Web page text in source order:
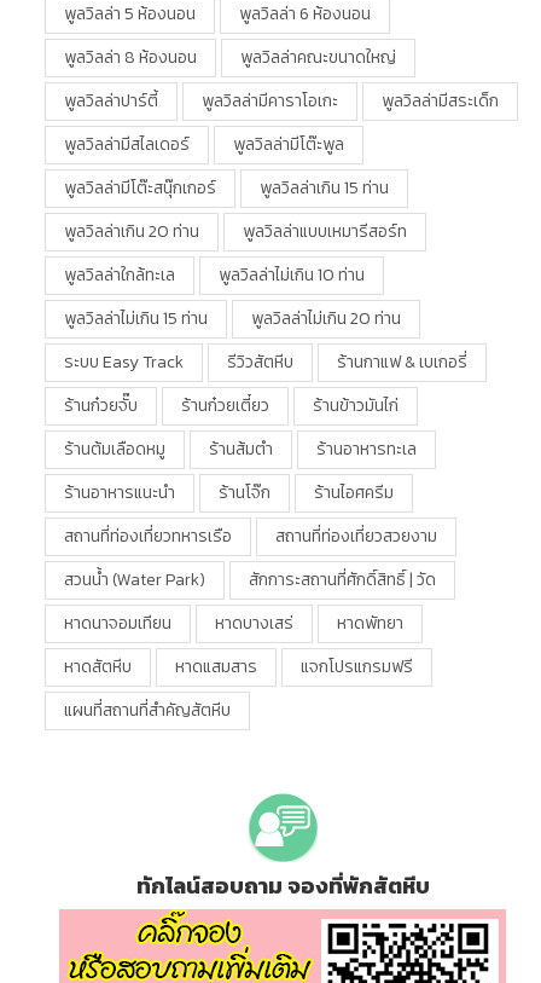
พูลวิลล่า 5 ห้องนอน
พูลวิลล่า 6 ห้องนอน
พูลวิลล่า 8 ห้องนอน
พูลวิลล่าคณะขนาดใหญ่
พูลวิลล่าปาร์ตี้
พูลวิลล่ามีคาราโอเกะ
พูลวิลล่ามีสระเด็ก
พูลวิลล่ามีสไลเดอร์
พูลวิลล่ามีโต๊ะพูล
พูลวิลล่ามีโต๊ะสนุ๊กเกอร์
พูลวิลล่าเกิน 15 ท่าน
พูลวิลล่าเกิน 20 ท่าน
พูลวิลล่าแบบเหมารีสอร์ท
พูลวิลล่าใกล้ทะเล
พูลวิลล่าไม่เกิน 10 ท่าน
พูลวิลล่าไม่เกิน 15 ท่าน
พูลวิลล่าไม่เกิน 20 ท่าน
ระบบ Easy Track
รีวิวสัตหีบ
ร้านกาแฟ & เบเกอรี่
ร้านก๋วยจั๊บ
ร้านก๋วยเตี๋ยว
ร้านข้าวมันไก่
ร้านต้มเลือดหมู
ร้านส้มตำ
ร้านอาหารทะเล
ร้านอาหารแนะนำ
ร้านโจ๊ก
ร้านไอศครีม
สถานที่ท่องเที่ยวทหารเรือ
สถานที่ท่องเที่ยวสวยงาม
สวนน้ำ (water Park)
สักการะสถานที่ศักดิ์สิทธิ์ | วัด
หาดนาจอมเทียน
หาดบางเสร่
หาดพัทยา
หาดสัตหีบ
หาดแสมสาร
แจกโปรแกรมฟรี
แผนที่สถานที่สำคัญสัตหีบ
ทักไลน์สอบถาม จองที่พักสัตหีบ